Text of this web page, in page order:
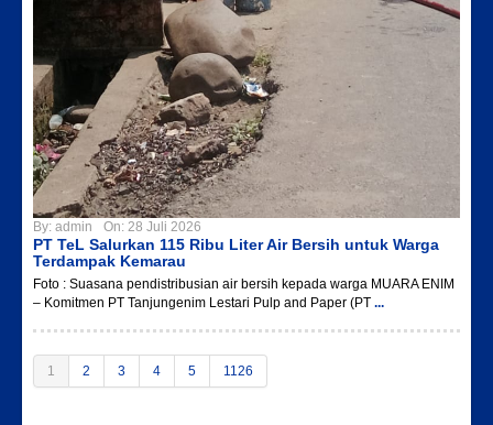
By: admin On: 28 Juli 2026
PT TeL Salurkan 115 Ribu Liter Air Bersih untuk Warga
Terdampak Kemarau
Foto : Suasana pendistribusian air bersih kepada warga MUARA ENIM
– Komitmen PT Tanjungenim Lestari Pulp and Paper (PT ...
1 2 3 4 5 1126